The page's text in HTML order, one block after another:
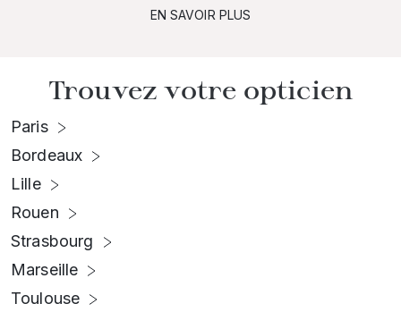
EN SAVOIR PLUS
Trouvez votre opticien
Paris
Bordeaux
Lille
Rouen
Strasbourg
Marseille
Toulouse